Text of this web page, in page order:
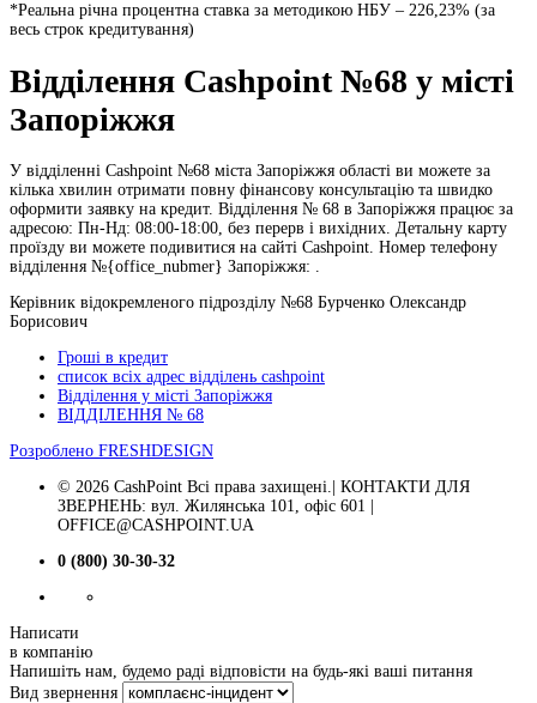
*Реальна річна процентна ставка за методикою НБУ – 226,23% (за
весь строк кредитування)
Відділення Cashpoint №68 у місті
Запоріжжя
У відділенні Cashpoint №68 міста Запоріжжя області ви можете за
кілька хвилин отримати повну фінансову консультацію та швидко
оформити заявку на кредит. Відділення № 68 в Запоріжжя працює за
адресою: Пн-Нд: 08:00-18:00, без перерв і вихідних. Детальну карту
проїзду ви можете подивитися на сайті Cashpoint. Номер телефону
відділення №{office_nubmer} Запоріжжя: .
Керівник відокремленого підрозділу №68 Бурченко Олександр
Борисович
Гроші в кредит
список всіх адрес відділень cashpoint
Відділення у місті Запоріжжя
ВІДДІЛЕННЯ № 68
Розроблено FRESHDESIGN
© 2026 CashPoint Всі права захищені.| КОНТАКТИ ДЛЯ
ЗВЕРНЕНЬ: вул. Жилянська 101, офіс 601 |
OFFICE@CASHPOINT.UA
0 (800) 30-30-32
Написати
в компанію
Напишіть нам, будемо раді відповісти на будь-які ваші питання
Вид звернення